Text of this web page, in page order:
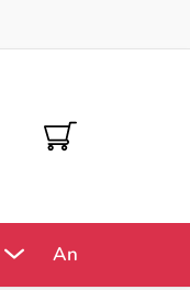
NÁKUPNÍ
KOŠÍK
Antény